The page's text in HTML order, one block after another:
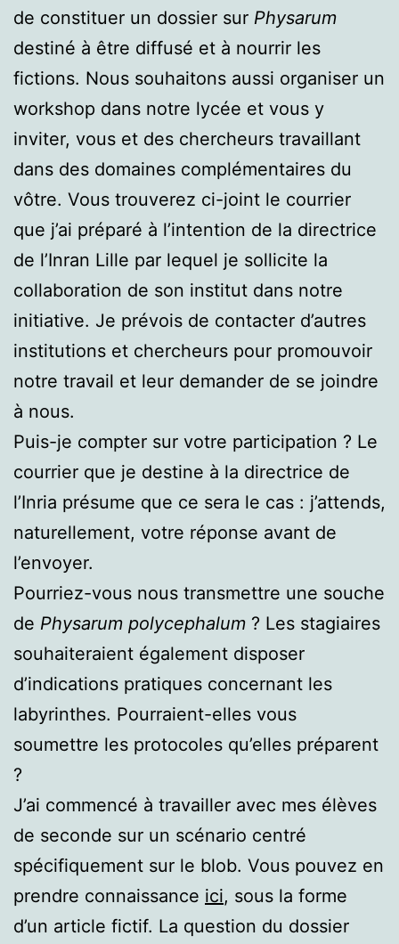
de constituer un dossier sur Physarum
destiné à être diffusé et à nourrir les
fictions. Nous souhaitons aussi organiser un
workshop dans notre lycée et vous y
inviter, vous et des chercheurs travaillant
dans des domaines complémentaires du
vôtre. Vous trouverez ci-joint le courrier
que j’ai préparé à l’intention de la directrice
de l’Inran Lille par lequel je sollicite la
collaboration de son institut dans notre
initiative. Je prévois de contacter d’autres
institutions et chercheurs pour promouvoir
notre travail et leur demander de se joindre
à nous.
Puis-je compter sur votre participation ? Le
courrier que je destine à la directrice de
l’Inria présume que ce sera le cas : j’attends,
naturellement, votre réponse avant de
l’envoyer.
Pourriez-vous nous transmettre une souche
de Physarum polycephalum ? Les stagiaires
souhaiteraient également disposer
d’indications pratiques concernant les
labyrinthes. Pourraient-elles vous
soumettre les protocoles qu’elles préparent
?
J’ai commencé à travailler avec mes élèves
de seconde sur un scénario centré
spécifiquement sur le blob. Vous pouvez en
prendre connaissance ici, sous la forme
d’un article fictif. La question du dossier